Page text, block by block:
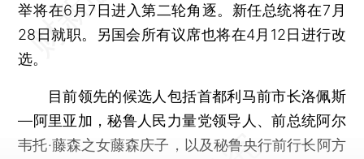
举将在6月7日进入第二轮角逐。新任总统将在7月
28日就职。另国会所有议席也将在4月12日进行改
选。
目前领先的候选人包括首都利马前市长洛佩斯
—阿里亚加，秘鲁人民力量党领导人、前总统阿尔
韦托·藤森之女藤森庆子，以及秘鲁央行前行长阿方